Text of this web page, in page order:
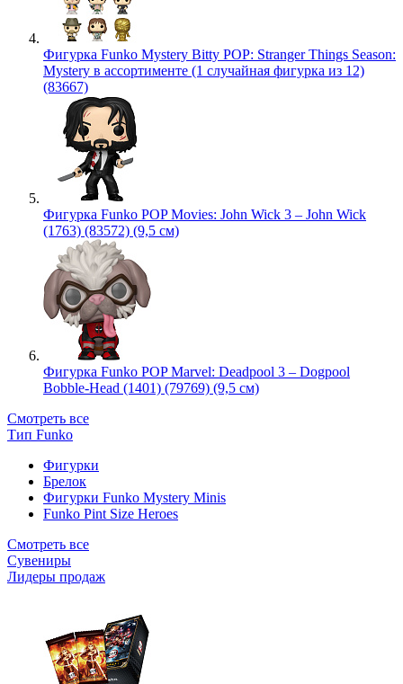
Фигурка Funko Mystery Bitty POP: Stranger Things Season:
Mystery в ассортименте (1 случайная фигурка из 12)
(83667)
Фигурка Funko POP Movies: John Wick 3 – John Wick
(1763) (83572) (9,5 см)
Фигурка Funko POP Marvel: Deadpool 3 – Dogpool
Bobble-Head (1401) (79769) (9,5 см)
Смотреть все
Тип Funko
Фигурки
Брелок
Фигурки Funko Mystery Minis
Funko Pint Size Heroes
Смотреть все
Сувениры
Лидеры продаж